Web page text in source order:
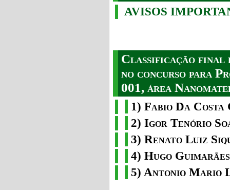
AVISOS
Classificação final
no concurso para
001, área
1) Fabio Da
2) Igor Tenório
3) Renato Luiz
4) Hugo
5) Antonio Mario